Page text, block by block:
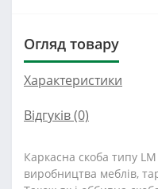
Огляд товару
Характеристики
Відгуків (0)
Каркасна скоба типу
виробництва меблів,